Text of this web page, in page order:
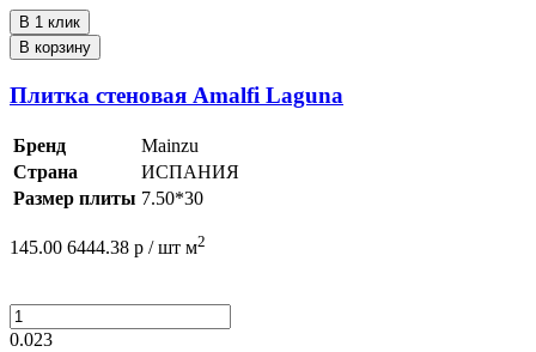
В 1 клик
В корзину
Плитка стеновая Amalfi Laguna
Бренд
Mainzu
Страна
ИСПАНИЯ
Размер плиты 7.50*30
145.00 6444.38 р / шт м2
0.023